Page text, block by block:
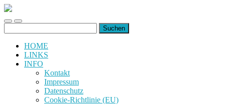
uiuiuiuiuiuiui.de
Toggle
mobile
Toggle
search
nach:
HOME
LINKS
INFO
Kontakt
Impressum
Datenschutz
Cookie-Richtlinie (EU)